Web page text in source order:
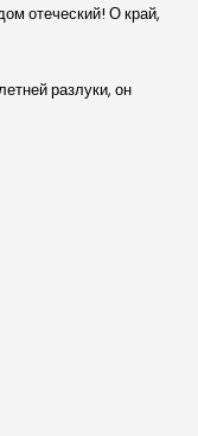
отеческий! О край,
разлуки, он